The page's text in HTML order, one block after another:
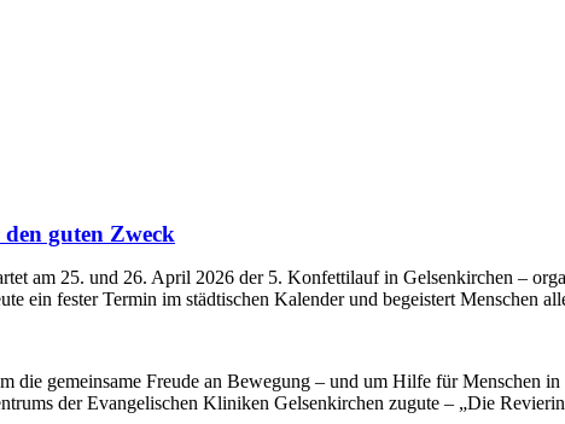
guten Zweck
am 25. und 26. April 2026 der 5. Konfettilauf in Gelsenkirchen –
ein fester Termin im städtischen Kalender und begeistert Menschen
gemeinsame Freude an Bewegung – und um Hilfe für Menschen
der Evangelischen Kliniken Gelsenkirchen zugute – „Die